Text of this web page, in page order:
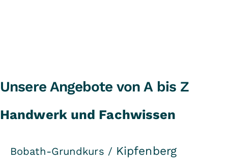
Unsere Angebote von A bis Z
Handwerk und Fachwissen
Bobath-Grundkurs / Kipfenberg